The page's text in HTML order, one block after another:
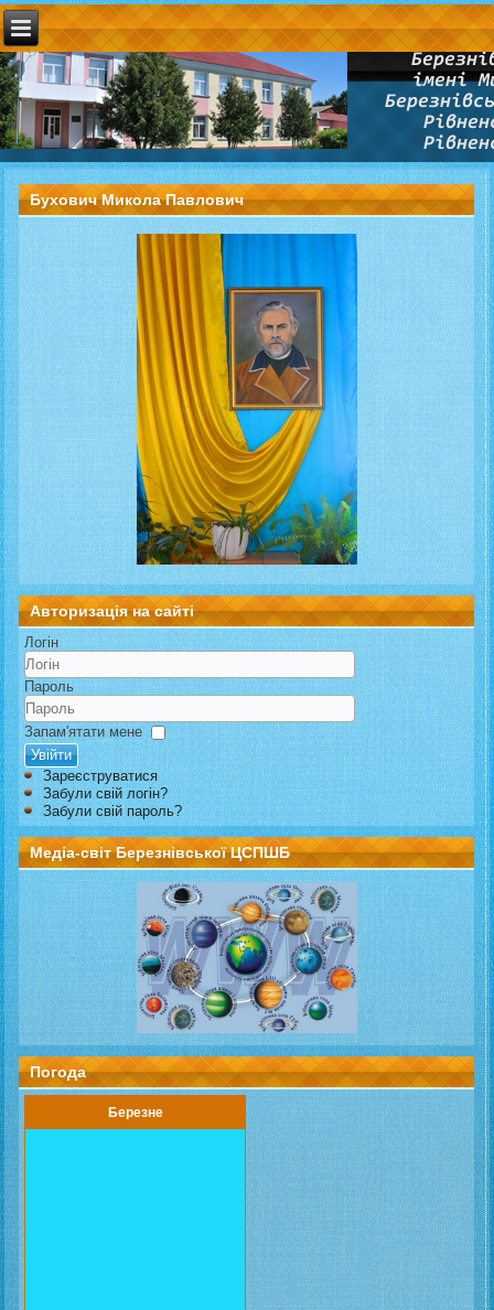
Бухович Микола Павлович
Авторизація на сайті
Логін
Пароль
Запам'ятати мене
Увійти
Зареєструватися
Забули свій логін?
Забули свій пароль?
Медіа-світ Березнівської ЦСПШБ
Погода
Березне